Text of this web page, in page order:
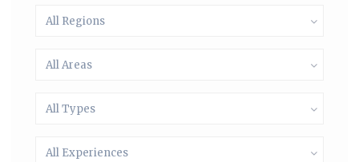
All Regions
All Areas
All Types
All Experiences